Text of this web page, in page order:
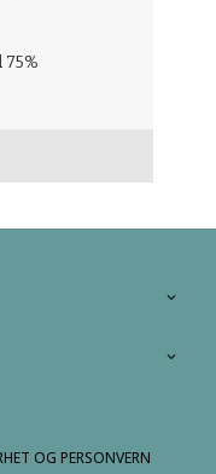
OG PERSONVERN